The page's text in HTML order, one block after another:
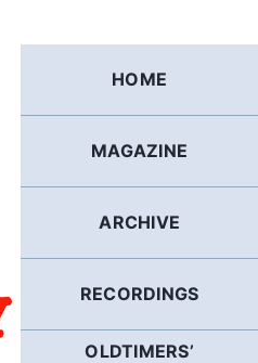
HOME
MAGAZINE
ARCHIVE
RECORDINGS
OLDTIMERS’